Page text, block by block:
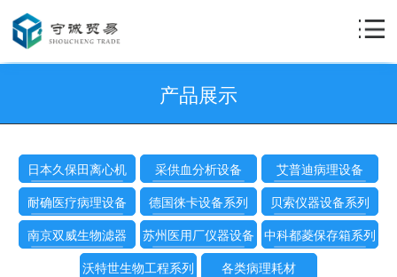
产品展示
日本久保田离心机 采供血分析设备
艾普迪病理设备
耐确医疗病理设备
德国徕卡设备系列
贝索仪器设备系列
南京双威生物滤器
苏州医用厂仪器设备 中科都菱保存箱系列
沃特世生物工程系列
各类病理耗材